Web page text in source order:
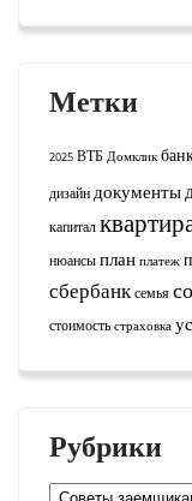
Метки
2025 ВТБ Домклик
дизайндокументы
капитал
нюансыплан платеж
сбербанксемья
стоимость страховка
Рубрики
Рубрики